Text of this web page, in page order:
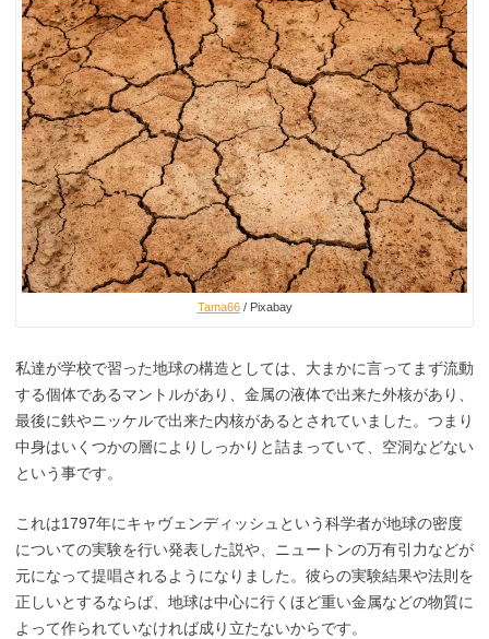
Tama66/ Pixabay
私達が学校で習った地球の構造としては、大まかに言ってまず流動
する個体であるマントルがあり、金属の液体で出来た外核があり、
最後に鉄やニッケルで出来た内核があるとされていました。つまり
中身はいくつかの層によりしっかりと詰まっていて、空洞などない
という事です。
これは1797年にキャヴェンディッシュという科学者が地球の密度
についての実験を行い発表した説や、ニュートンの万有引力などが
元になって提唱されるようになりました。彼らの実験結果や法則を
正しいとするならば、地球は中心に行くほど重い金属などの物質に
よって作られていなければ成り立たないからです。